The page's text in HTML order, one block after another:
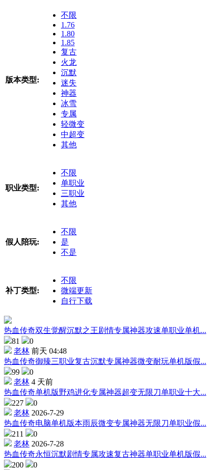
版本类型:
不限
1.76
1.80
1.85
复古
火龙
沉默
迷失
神器
冰雪
专属
轻微变
中超变
其他
职业类型:
不限
单职业
三职业
其他
假人陪玩:
不限
是
不是
补丁类型:
不限
微端更新
自行下载
热血传奇双生觉醒沉默之王剧情专属神器攻速单职业单机...
81
0
老林 前天 04:48
热血传奇御臻三职业复古沉默专属神器微变耐玩单机版假...
99
0
老林 4 天前
热血传奇单机版野鸡进化专属神器超变无限刀单职业十大...
227
0
老林 2026-7-29
热血传奇电脑单机版本雨辰微变专属神器无限刀单职业假...
211
0
老林 2026-7-28
热血传奇永恒沉默剧情专属攻速复古神器单职业单机版假...
200
0